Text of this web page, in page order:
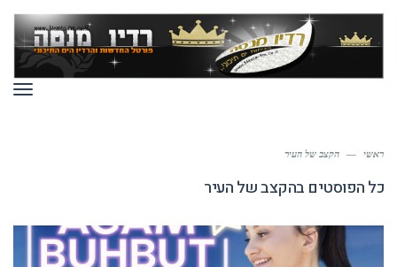
ראשי — הקצב של העיר
כל הפוסטים בהקצב של העיר